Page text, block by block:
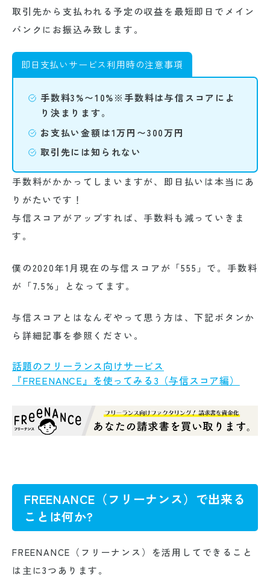
取引先から支払われる予定の収益を最短即日でメイン
バンクにお振込み致します。
即日支払いサービス利用時の注意事項
手数料3%〜10%※手数料は与信スコアによ
り決まります。
お支払い金額は1万円〜300万円
取引先には知られない
手数料がかかってしまいますが、即日払いは本当にあ
りがたいです！
与信スコアがアップすれば、手数料も減っていきま
す。
僕の2020年1月現在の与信スコアが「555」で。手数料
が「7.5%」となってます。
与信スコアとはなんぞやって思う方は、下記ボタンか
ら詳細記事を参照ください。
話題のフリーランス向けサービス
『FREENANCE』を使ってみる3（与信スコア編）
FREENANCE（フリーナンス）で出来る
ことは何か?
FREENANCE（フリーナンス）を活用してできること
は主に3つあります。